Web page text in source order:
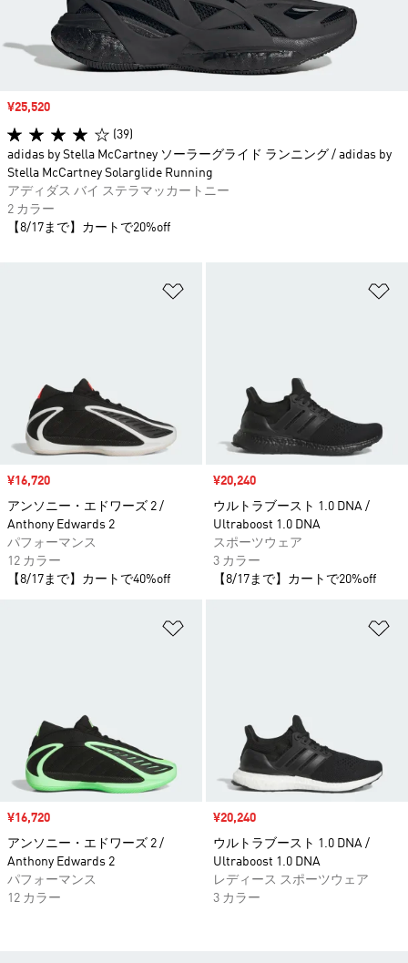
セール価格
¥16,720
アンソニー・エドワーズ 2 /
Anthony Edwards 2
パフォーマンス
12 カラー
【8/17まで】カートで40%off
セール価格
¥20,240
ウルトラブースト 1.0 DNA /
Ultraboost 1.0 DNA
スポーツウェア
3 カラー
【8/17まで】カートで20%off
セール価格
¥16,720
アンソニー・エドワーズ 2 /
Anthony Edwards 2
パフォーマンス
12 カラー
セール価格
¥20,240
ウルトラブースト 1.0 DNA /
Ultraboost 1.0 DNA
レディース スポーツウェア
3 カラー
セール価格
¥25,520
(39)
adidas by Stella McCartney ソーラーグライド ランニング / adidas by
Stella McCartney Solarglide Running
アディダス バイ ステラマッカートニー
2 カラー
【8/17まで】カートで20%off